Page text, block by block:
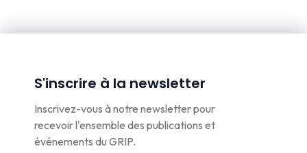
S'inscrire à la newsletter
Inscrivez-vous à notre newsletter pour
recevoir l'ensemble des publications et
événements du GRIP.